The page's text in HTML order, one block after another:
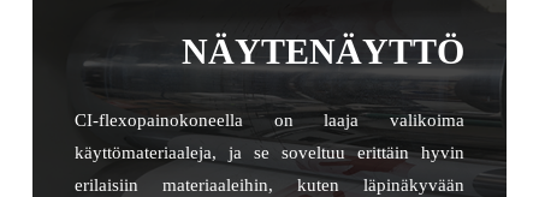
NÄYTENÄYTTÖ
CI-flexopainokoneella on laaja valikoima
käyttömateriaaleja, ja se soveltuu erittäin hyvin
erilaisiin materiaaleihin, kuten läpinäkyvään